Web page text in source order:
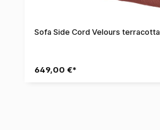
Sofa Side Cord Velours terracotta
649,00 €*